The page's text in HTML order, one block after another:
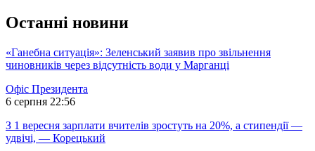
Останні новини
«Ганебна ситуація»: Зеленський заявив про звільнення
чиновників через відсутність води у Марганці
Офіс Президента
6 серпня 22:56
З 1 вересня зарплати вчителів зростуть на 20%, а стипендії —
удвічі, — Корецький